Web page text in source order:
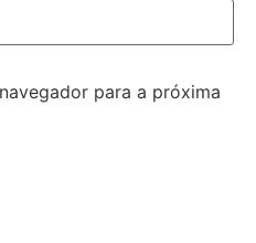
para a próxima